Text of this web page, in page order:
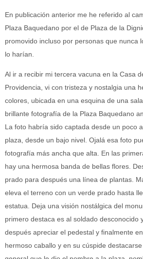
En publicación anterior me he referido al
Plaza Baquedano por el de Plaza de la
promovido incluso por personas que nunca
lo harían.
Al ir a recibir mi tercera vacuna en la Casa
Providencia, vi con tristeza y nostalgia una
colores, ubicada en una esquina de una
brillante fotografía de la Plaza Baquedano
La foto habría sido captada desde un poco
plaza, desde un bajo nivel. Ojalá esa foto
fotografía más ancha que alta. En las
hay una hermosa banda de bellas flores.
prado para después una línea de plantas.
eleva el terreno con un verde prado hasta
estatua. Deja una visión nostálgica del
primero destaca es al soldado desconocido
después apreciar el pedestal y finalmente
hermoso caballo y en su cúspide